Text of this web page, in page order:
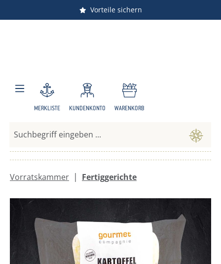
Zum Hauptinhalt springen
Vorteile sichern
MERKLISTE KUNDENKONTO WARENKORB
Vorratskammer | Fertiggerichte
Bildergalerie überspringen